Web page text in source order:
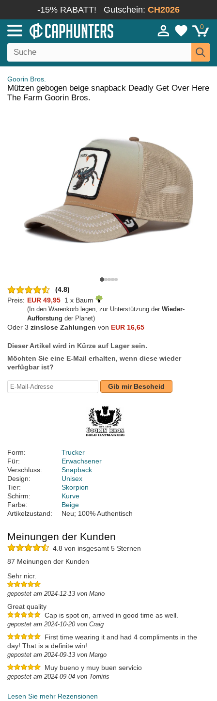
-15% RABATT! Gutschein: CH2026
0
Goorin Bros.
Mützen gebogen beige snapback Deadly Get Over Here
The Farm Goorin Bros.
(4.8)
Preis: EUR 49,95 1 x Baum
(In den Warenkorb legen, zur Unterstützung der Wieder-
Aufforstung der Planet)
Oder 3 zinslose Zahlungen von EUR 16,65
Dieser Artikel wird in Kürze auf Lager sein.
Möchten Sie eine E-Mail erhalten, wenn diese wieder
verfügbar ist?
Gib mir Bescheid
Form:
Trucker
Für:
Erwachsener
Verschluss:
Snapback
Design:
Unisex
Tier:
Skorpion
Schirm:
Kurve
Farbe:
Beige
Artikelzustand:
Neu; 100% Authentisch
Meinungen der Kunden
4.8 von insgesamt 5 Sternen
87 Meinungen der Kunden
Sehr nicr.
gepostet am 2024-12-13 von Mario
Great quality
Cap is spot on, arrived in good time as well.
gepostet am 2024-10-20 von Craig
First time wearing it and had 4 compliments in the
day! That is a definite win!
gepostet am 2024-09-13 von Margo
Muy bueno y muy buen servicio
gepostet am 2024-09-04 von Tomiris
Lesen Sie mehr Rezensionen